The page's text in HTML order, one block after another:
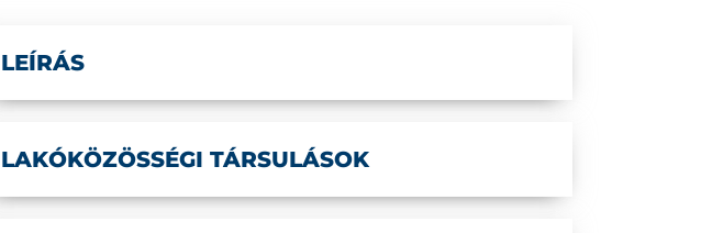
LEÍRÁS
LAKÓKÖZÖSSÉGI TÁRSULÁSOK